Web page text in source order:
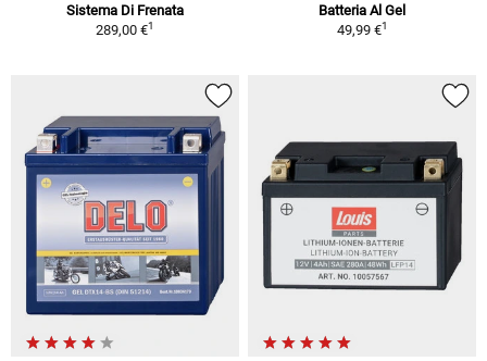
Sistema Di Frenata
289,00 €1
Batteria Al Gel
49,99 €1